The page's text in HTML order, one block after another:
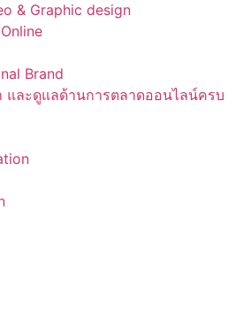
& Graphic design
Brand
และดูแลด้านการตลาดออนไลน์ครบ